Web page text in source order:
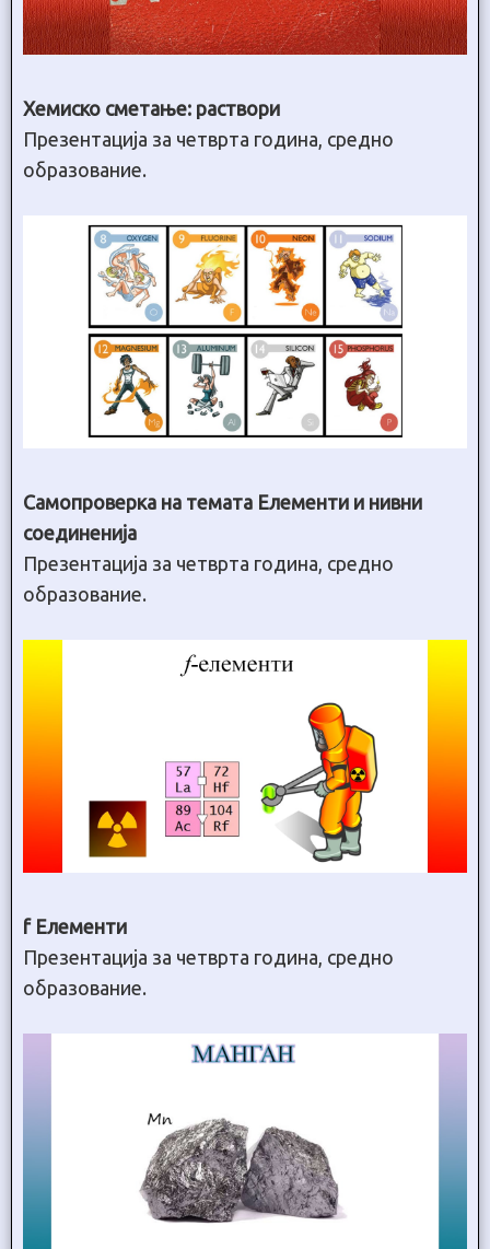
Хемиско сметање: раствори
Презентација за четврта година, средно
образование.
Самопроверка на темата Елементи и нивни
соединенија
Презентација за четврта година, средно
образование.
f Елементи
Презентација за четврта година, средно
образование.